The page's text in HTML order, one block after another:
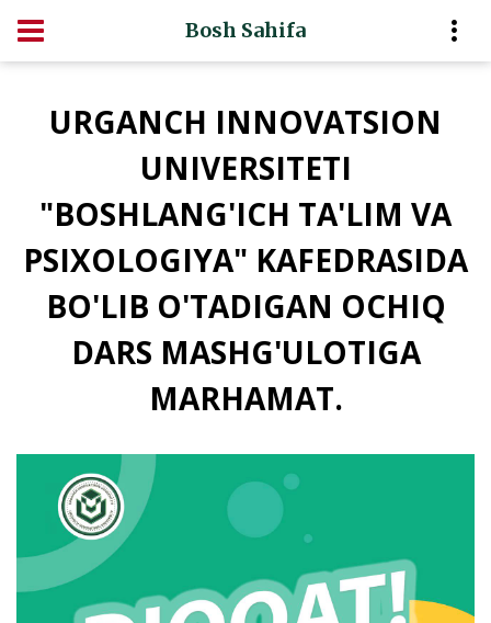
Bosh Sahifa
URGANCH INNOVATSION
UNIVERSITETI
"BOSHLANG'ICH TA'LIM VA
PSIXOLOGIYA" KAFEDRASIDA
BO'LIB O'TADIGAN OCHIQ
DARS MASHG'ULOTIGA
MARHAMAT.